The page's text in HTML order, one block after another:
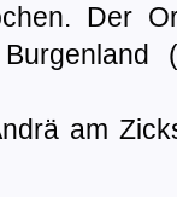
Der
am